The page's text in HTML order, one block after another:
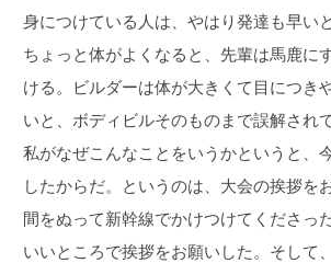
身につけている人は、やはり発達も早い
ちょっと体がよくなると、先輩は馬鹿に
ける。ビルダーは体が大きくて目につき
いと、ボディビルそのものまで誤解され
私がなぜこんなことをいうかというと、
したからだ。というのは、大会の挨拶
間をぬって新幹線でかけつけてくださっ
いいところで挨拶をお願いした。そして